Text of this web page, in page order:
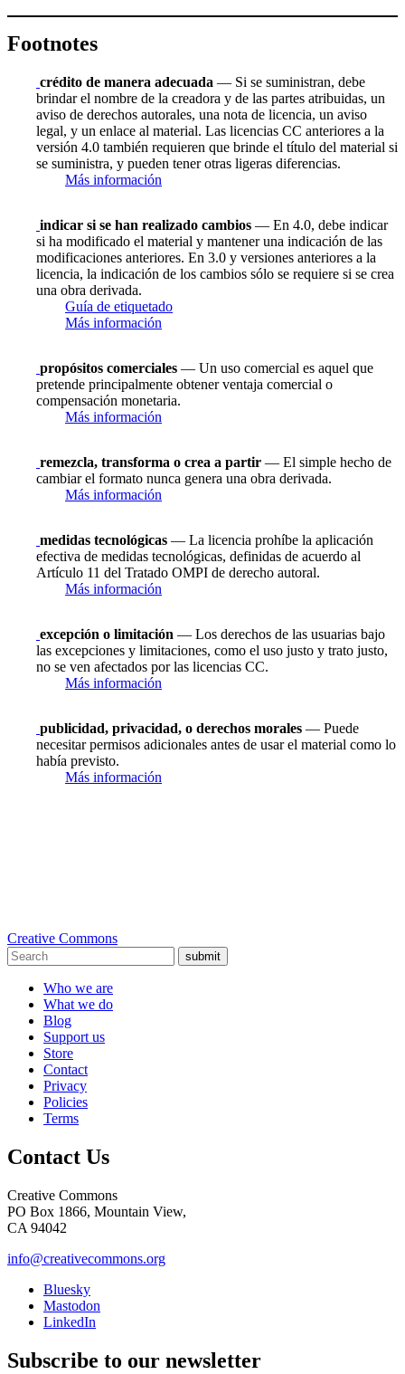
Footnotes
crédito de manera adecuada — Si se suministran, debe
brindar el nombre de la creadora y de las partes atribuidas, un
aviso de derechos autorales, una nota de licencia, un aviso
legal, y un enlace al material. Las licencias CC anteriores a la
versión 4.0 también requieren que brinde el título del material si
se suministra, y pueden tener otras ligeras diferencias.
Más información
indicar si se han realizado cambios — En 4.0, debe indicar
si ha modificado el material y mantener una indicación de las
modificaciones anteriores. En 3.0 y versiones anteriores a la
licencia, la indicación de los cambios sólo se requiere si se crea
una obra derivada.
Guía de etiquetado
Más información
propósitos comerciales — Un uso comercial es aquel que
pretende principalmente obtener ventaja comercial o
compensación monetaria.
Más información
remezcla, transforma o crea a partir — El simple hecho de
cambiar el formato nunca genera una obra derivada.
Más información
medidas tecnológicas — La licencia prohíbe la aplicación
efectiva de medidas tecnológicas, definidas de acuerdo al
Artículo 11 del Tratado OMPI de derecho autoral.
Más información
excepción o limitación — Los derechos de las usuarias bajo
las excepciones y limitaciones, como el uso justo y trato justo,
no se ven afectados por las licencias CC.
Más información
publicidad, privacidad, o derechos morales — Puede
necesitar permisos adicionales antes de usar el material como lo
había previsto.
Más información
Creative Commons
submit
Who we are
What we do
Blog
Support us
Store
Contact
Privacy
Policies
Terms
Contact Us
Creative Commons
PO Box 1866, Mountain View,
CA 94042
info@creativecommons.org
Bluesky
Mastodon
LinkedIn
Subscribe to our newsletter